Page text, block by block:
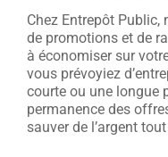
Chez Entrepôt
de promotions et de
à économiser sur
vous prévoyiez
courte ou une longue
permanence des
sauver de l’argent